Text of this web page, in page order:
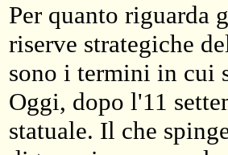
Per quanto
riserve strategiche
sono i termini in cui
Oggi, dopo l'11
statuale. Il che